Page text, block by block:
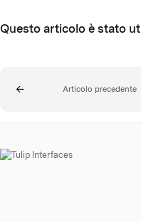
Questo articolo è stato
Articolo precedente